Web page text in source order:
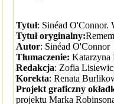
Tytuł: Sinéad O'Connor.
Tytuł oryginalny:
Autor: Sinéad O'Connor
Tłumaczenie: Katarzyna
Redakcja: Zofia
Korekta: Renata
Projekt graficzny
projektu Marka